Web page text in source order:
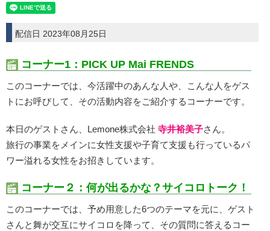
配信日 2023年08月25日
コーナー1：PICK UP Mai FRENDS
このコーナーでは、今活躍中のあんな人や、こんな人をゲス
トにお呼びして、その活動内容をご紹介するコーナーです。
本日のゲストさん、Lemone株式会社 寺井裕美子さん。
旅行の事業をメインに女性支援や子育て支援も行っているパ
ワー溢れる女性をお招きしています。
コーナー２：何が出るかな？サイコロトーク！
このコーナーでは、予め用意した6つのテーマを元に、ゲスト
さんと舞が交互にサイコロを降って、その質問に答えるコー